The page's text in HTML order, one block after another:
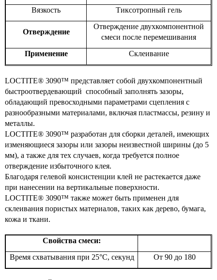
Вязкость
Тиксотропный гель
Отверждение
Отверждение двухкомпонентной
смеси после перемешивания
Применение
Склеивание
LOCTITE® 3090™ представляет собой двухкомпонентный
быстроотвердевающий способный заполнять зазоры,
обладающий превосходными параметрами сцепления c
разнообразными материалами, включая пластмассы, резину и
металлы.
LOCTITE® 3090™ разработан для сборки деталей, имеющих
изменяющиеся зазоры или зазоры неизвестной ширины (до 5
мм), а также для тех случаев, когда требуется полное
отверждение избыточного клея.
Благодаря гелевой консистенции клей не растекается даже
при нанесении на вертикальные поверхности.
LOCTITE® 3090™ также может быть применен для
склеивания пористых материалов, таких как дерево, бумага,
кожа и ткани.
Свойства смеси:
Время схватывания при 25°C, секунд
От 90 до 180